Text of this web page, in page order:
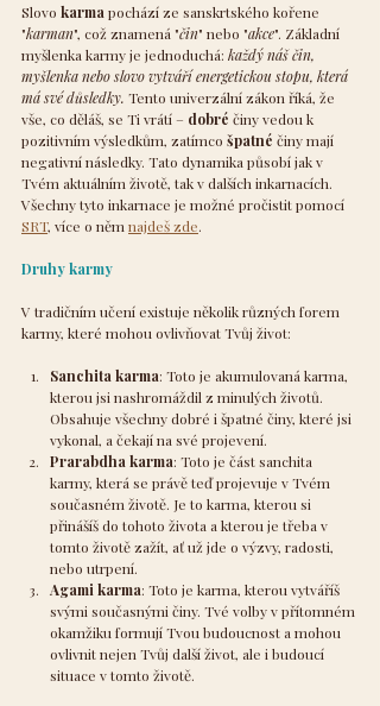
Slovo karma pochází ze sanskrtského kořene
"karman", což znamená "čin" nebo "akce". Základní
myšlenka karmy je jednoduchá: každý náš čin,
myšlenka nebo slovo vytváří energetickou stopu, která
má své důsledky. Tento univerzální zákon říká, že
vše, co děláš, se Ti vrátí – dobré činy vedou k
pozitivním výsledkům, zatímco špatné činy mají
negativní následky. Tato dynamika působí jak v
Tvém aktuálním životě, tak v dalších inkarnacích.
Všechny tyto inkarnace je možné pročistit pomocí
SRT, více o něm najdeš zde.
Druhy karmy
V tradičním učení existuje několik různých forem
karmy, které mohou ovlivňovat Tvůj život:
Sanchita karma: Toto je akumulovaná karma,
kterou jsi nashromáždil z minulých životů.
Obsahuje všechny dobré i špatné činy, které jsi
vykonal, a čekají na své projevení.
Prarabdha karma: Toto je část sanchita
karmy, která se právě teď projevuje v Tvém
současném životě. Je to karma, kterou si
přinášíš do tohoto života a kterou je třeba v
tomto životě zažít, ať už jde o výzvy, radosti,
nebo utrpení.
Agami karma: Toto je karma, kterou vytváříš
svými současnými činy. Tvé volby v přítomném
okamžiku formují Tvou budoucnost a mohou
ovlivnit nejen Tvůj další život, ale i budoucí
situace v tomto životě.